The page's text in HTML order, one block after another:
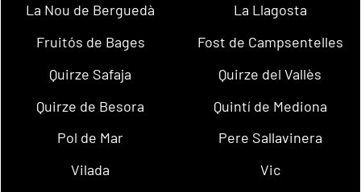
La Nou de Berguedà
La Llagosta
Fruitós de Bages
Fost de Campsentelles
Quirze Safaja
Quirze del Vallès
Quirze de Besora
Quintí de Mediona
Pol de Mar
Pere Sallavinera
Vilada
Vic